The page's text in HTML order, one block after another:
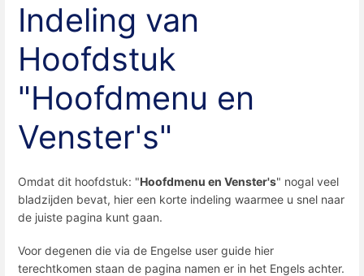
Indeling van
Hoofdstuk
"Hoofdmenu en
Venster's"
Omdat dit hoofdstuk: "Hoofdmenu en Venster's" nogal veel
bladzijden bevat, hier een korte indeling waarmee u snel naar
de juiste pagina kunt gaan.
Voor degenen die via de Engelse user guide hier
terechtkomen staan de pagina namen er in het Engels achter.